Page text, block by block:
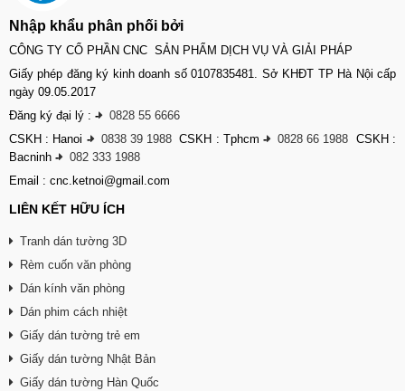
Nhập khẩu phân phối bởi
CÔNG TY CỔ PHẦN CNC SẢN PHẨM DỊCH VỤ VÀ GIẢI PHÁP
Giấy phép đăng ký kinh doanh số 0107835481. Sở KHĐT TP Hà Nội cấp
ngày 09.05.2017
Đăng ký đại lý : -
0828 55 6666
CSKH : Hanoi - 0838 39 1988 CSKH : Tphcm- 0828 66 1988 CSKH :
Bacninh -
082 333 1988
Email : cnc.ketnoi@gmail.com
LIÊN KẾT HỮU ÍCH
Tranh dán tường 3D
Rèm cuốn văn phòng
Dán kính văn phòng
Dán phim cách nhiệt
Giấy dán tường trẻ em
Giấy dán tường Nhật Bản
Giấy dán tường Hàn Quốc